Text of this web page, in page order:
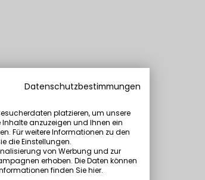
Datenschutzbestimmungen
platzieren, um unsere
Inhalte anzuzeigen und Ihnen ein
Für weitere Informationen zu den
die Einstellungen.
von Werbung und zur
erhoben. Die Daten können
finden Siehier.